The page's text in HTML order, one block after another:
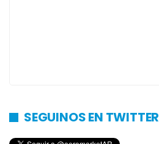
SEGUINOS EN TWITTER